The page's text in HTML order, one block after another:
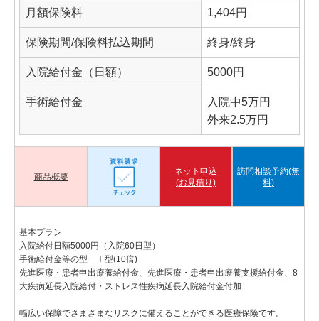
月額保険料 1,404円
保険期間/保険料払込期間 終身/終身
入院給付金（日額） 5000円
手術給付金
入院中5万円
外来2.5万円
商品概要
ネット申込
(お見積り)
訪問相談予約(無
料)
基本プラン
入院給付日額5000円（入院60日型）
手術給付金等の型 Ⅰ型(10倍)
先進医療・患者申出療養給付金、先進医療・患者申出療養支援給付金、8
大疾病延長入院給付・ストレス性疾病延長入院給付金付加
幅広い保障でさまざまなリスクに備えることができる医療保険です。